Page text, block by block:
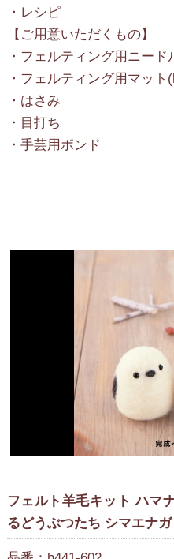
・レシピ
【ご用意いただくもの】
・フェルティング用ニード
・フェルティング用マット
・はさみ
・目打ち
・手芸用ボンド
フェルト羊毛キット ハマ
るどうぶつたち シマエナ